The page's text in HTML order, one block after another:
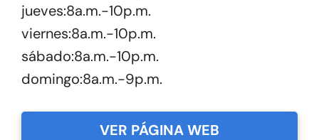
jueves:8a.m.-10p.m.
viernes:8a.m.-10p.m.
sábado:8a.m.-10p.m.
domingo:8a.m.-9p.m.
VER PÁGINA WEB